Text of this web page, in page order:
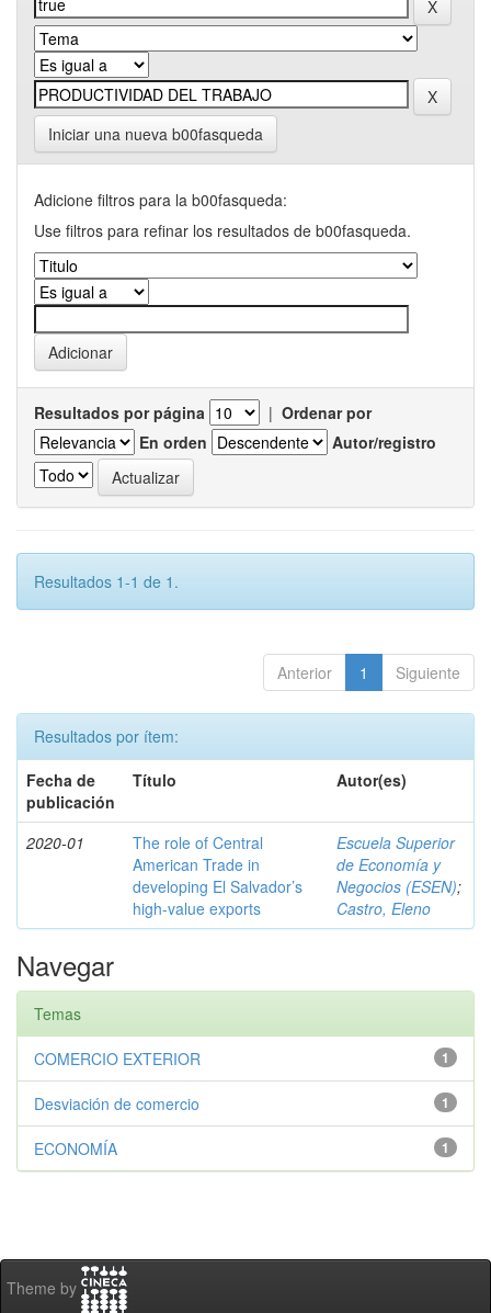
Iniciar una nueva b00fasqueda
Adicione filtros para la b00fasqueda:
Use filtros para refinar los resultados de b00fasqueda.
Resultados por página | Ordenar por
En orden
Autor/registro
Resultados 1-1 de 1.
Anterior 1 Siguiente
Resultados por ítem:
Fecha de
publicación
Título Autor(es)
2020-01
The role of Central
American Trade in
developing El Salvador’s
high-value exports
Escuela Superior
de Economía y
Negocios (ESEN);
Castro, Eleno
Navegar
Temas
1
COMERCIO EXTERIOR
1
Desviación de comercio
1
ECONOMÍA
Theme by